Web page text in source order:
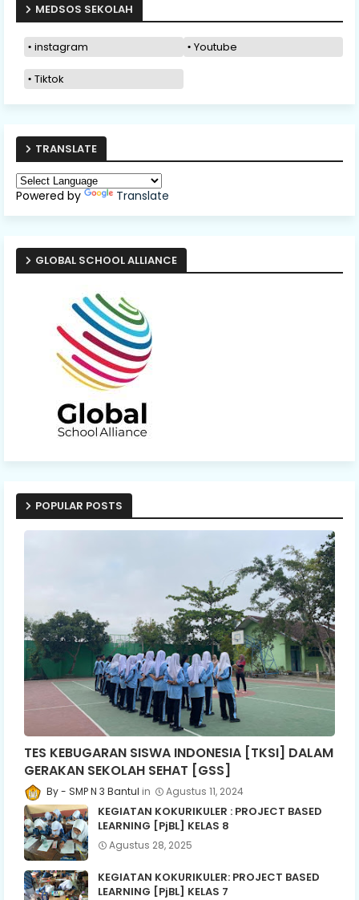
MEDSOS SEKOLAH
instagram Youtube
Tiktok
TRANSLATE
Powered by Translate
GLOBAL SCHOOL ALLIANCE
POPULAR POSTS
TES KEBUGARAN SISWA INDONESIA [TKSI] DALAM
GERAKAN SEKOLAH SEHAT [GSS]
SMP N 3 Bantul Agustus 11, 2024
KEGIATAN KOKURIKULER : PROJECT BASED
LEARNING [PjBL] KELAS 8
Agustus 28, 2025
KEGIATAN KOKURIKULER: PROJECT BASED
LEARNING [PjBL] KELAS 7